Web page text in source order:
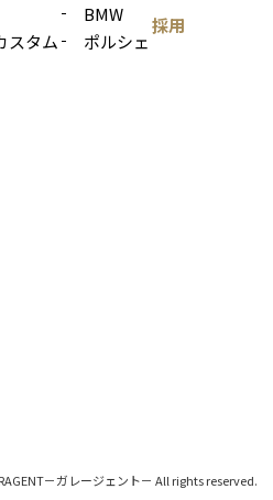
スタム
BMW
ポルシェ
採用
－ガレージェント－ All rights reserved.